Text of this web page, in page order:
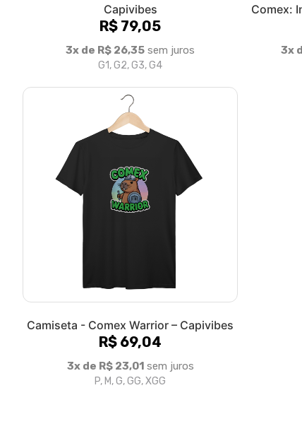
Capivibes
R$ 79,05
3x de R$ 26,35 sem juros
G1, G2, G3, G4
Comex:
3x
Camiseta - Comex Warrior – Capivibes
R$ 69,04
3x de R$ 23,01 sem juros
P, M, G, GG, XGG